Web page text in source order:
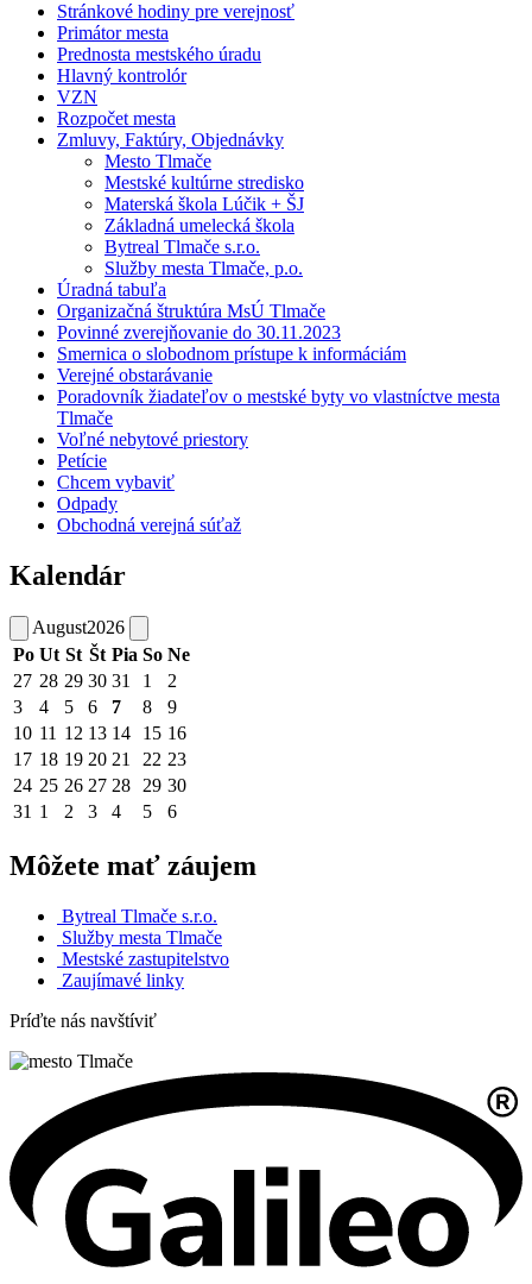
Stránkové hodiny pre verejnosť
Primátor mesta
Prednosta mestského úradu
Hlavný kontrolór
VZN
Rozpočet mesta
Zmluvy, Faktúry, Objednávky
Mesto Tlmače
Mestské kultúrne stredisko
Materská škola Lúčik + ŠJ
Základná umelecká škola
Bytreal Tlmače s.r.o.
Služby mesta Tlmače, p.o.
Úradná tabuľa
Organizačná štruktúra MsÚ Tlmače
Povinné zverejňovanie do 30.11.2023
Smernica o slobodnom prístupe k informáciám
Verejné obstarávanie
Poradovník žiadateľov o mestské byty vo vlastníctve mesta
Tlmače
Voľné nebytové priestory
Petície
Chcem vybaviť
Odpady
Obchodná verejná súťaž
Kalendár
August2026
Po Ut St Št Pia So Ne
27 28 29 30 31 1
2
3
4 5 6 7 8
9
10 11 12 13 14 15 16
17 18 19 20 21 22 23
24 25 26 27 28 29 30
31 1 2 3 4 5 6
Môžete mať záujem
Bytreal Tlmače s.r.o.
Služby mesta Tlmače
Mestské zastupitelstvo
Zaujímavé linky
Príďte nás navštíviť